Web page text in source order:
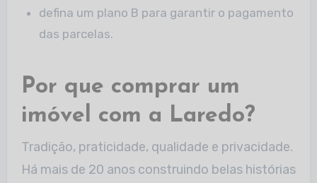
defina um plano B para garantir o pagamento
das parcelas.
Por que comprar um
imóvel com a Laredo?
Tradição, praticidade, qualidade e privacidade.
Há mais de 20 anos construindo belas histórias